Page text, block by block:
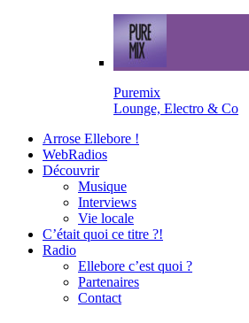
Puremix
Lounge, Electro & Co
Arrose Ellebore !
WebRadios
Découvrir
Musique
Interviews
Vie locale
C’était quoi ce titre ?!
Radio
Ellebore c’est quoi ?
Partenaires
Contact